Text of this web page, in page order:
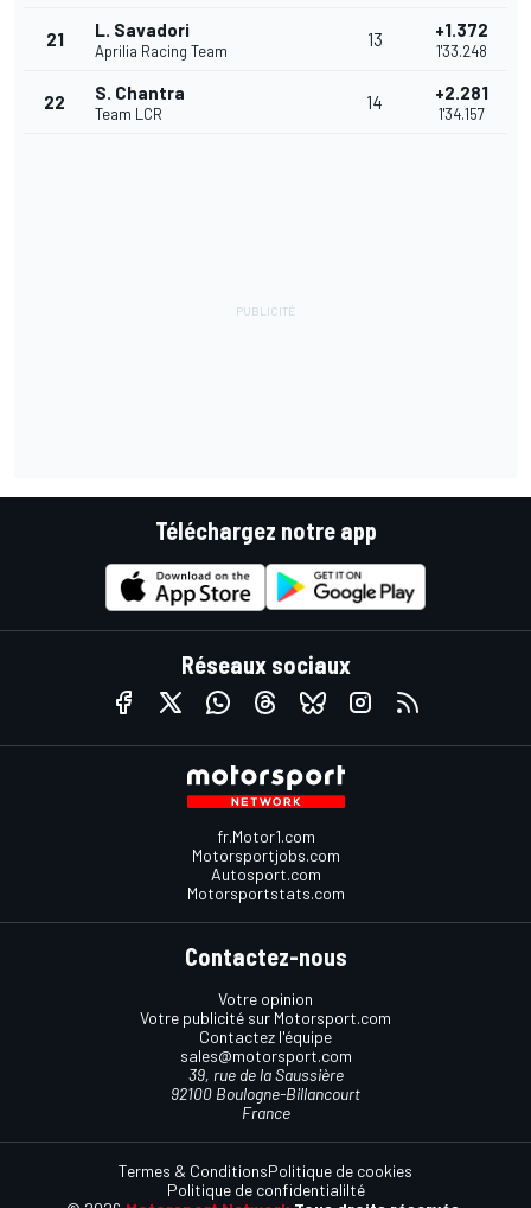
21 L. Savadori
Aprilia Racing Team
13 +1.372
1'33.248
22 S. Chantra
Team LCR
14 +2.281
1'34.157
Téléchargez notre app
Réseaux sociaux
fr.Motor1.com
Motorsportjobs.com
Autosport.com
Motorsportstats.com
Contactez-nous
Votre opinion
Votre publicité sur Motorsport.com
Contactez l'équipe
sales@motorsport.com
39, rue de la Saussière
92100 Boulogne-Billancourt
France
Termes & ConditionsPolitique de cookies
Politique de confidentialilté